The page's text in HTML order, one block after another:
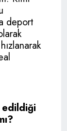
deport
edildiği